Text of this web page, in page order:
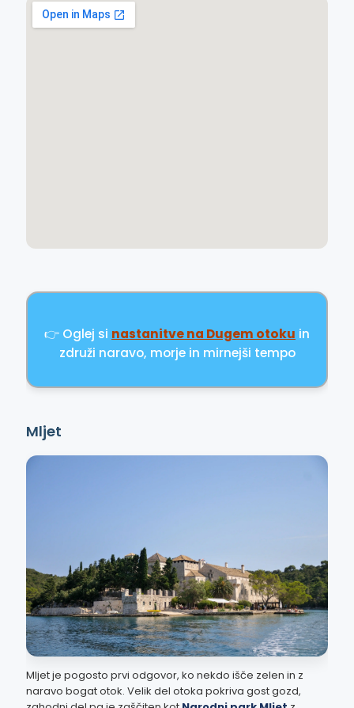
👉 Oglej si nastanitve na Dugem otoku in
združi naravo, morje in mirnejši tempo
Mljet
Mljet je pogosto prvi odgovor, ko nekdo išče zelen in z
naravo bogat otok. Velik del otoka pokriva gost gozd,